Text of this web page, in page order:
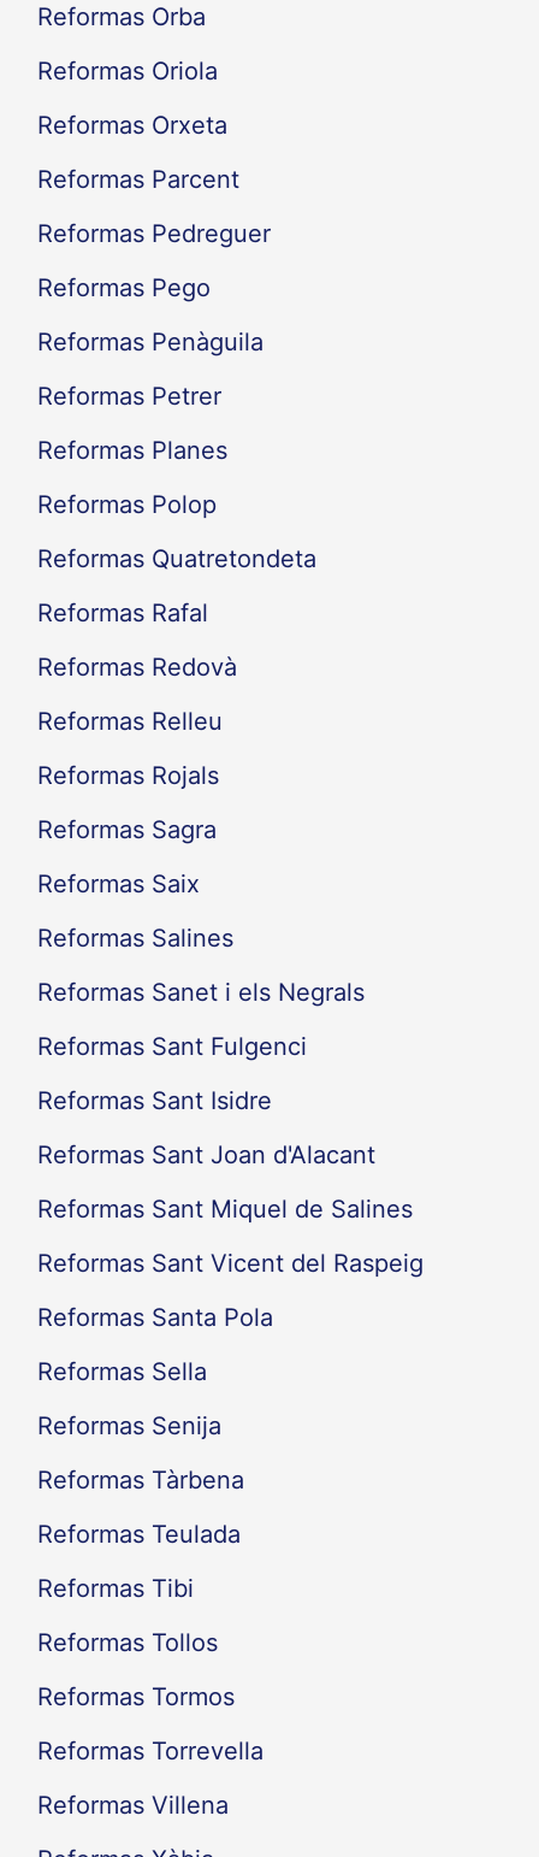
Reformas Orba
Reformas Oriola
Reformas Orxeta
Reformas Parcent
Reformas Pedreguer
Reformas Pego
Reformas Penàguila
Reformas Petrer
Reformas Planes
Reformas Polop
Reformas Quatretondeta
Reformas Rafal
Reformas Redovà
Reformas Relleu
Reformas Rojals
Reformas Sagra
Reformas Saix
Reformas Salines
Reformas Sanet i els Negrals
Reformas Sant Fulgenci
Reformas Sant Isidre
Reformas Sant Joan d'Alacant
Reformas Sant Miquel de Salines
Reformas Sant Vicent del Raspeig
Reformas Santa Pola
Reformas Sella
Reformas Senija
Reformas Tàrbena
Reformas Teulada
Reformas Tibi
Reformas Tollos
Reformas Tormos
Reformas Torrevella
Reformas Villena